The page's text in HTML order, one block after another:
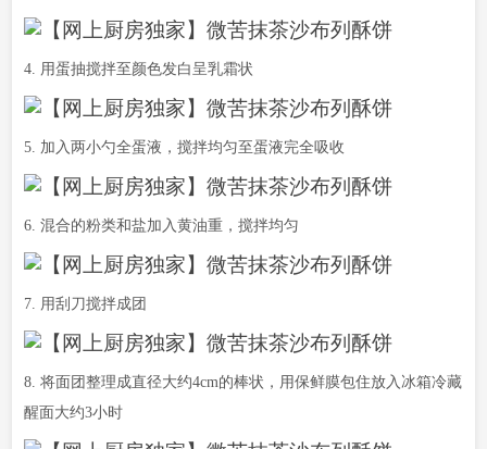
4. 用蛋抽搅拌至颜色发白呈乳霜状
5. 加入两小勺全蛋液，搅拌均匀至蛋液完全吸收
6. 混合的粉类和盐加入黄油重，搅拌均匀
7. 用刮刀搅拌成团
8. 将面团整理成直径大约4cm的棒状，用保鲜膜包住放入冰箱冷藏
醒面大约3小时